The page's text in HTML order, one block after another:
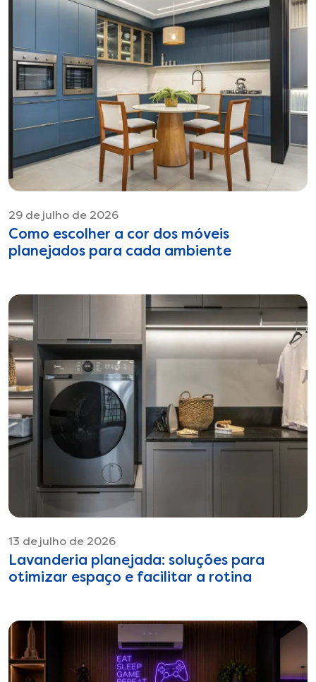
29 de julho de 2026
Como escolher a cor dos móveis
planejados para cada ambiente
13 de julho de 2026
Lavanderia planejada: soluções para
otimizar espaço e facilitar a rotina